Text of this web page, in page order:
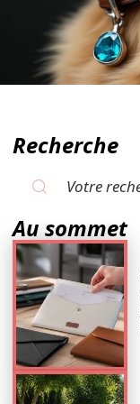
Recherche
Au sommet